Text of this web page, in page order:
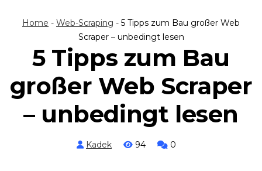
Home - Web-Scraping - 5 Tipps zum Bau großer Web
Scraper – unbedingt lesen
5 Tipps zum Bau
großer Web Scraper
– unbedingt lesen
Kadek 94 0